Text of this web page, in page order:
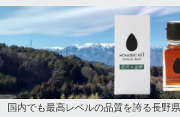
国内でも最高レベルの品質を誇る長野